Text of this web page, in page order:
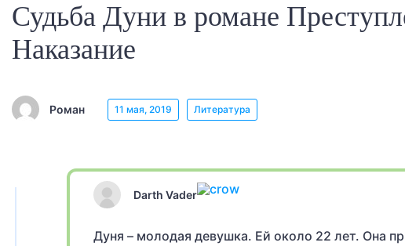
Судьба Дуни в романе
Наказание
Роман 11 мая, 2019 Литература
Darth Vader
Дуня – молодая девушка. Ей около 22 лет. Она